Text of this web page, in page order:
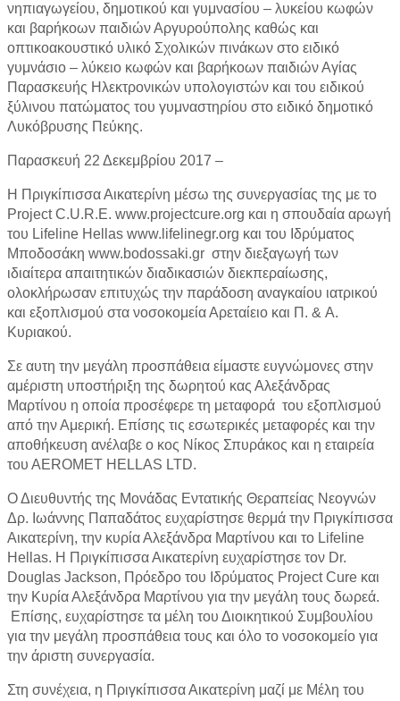
νηπιαγωγείου, δημοτικού και γυμνασίου – λυκείου κωφών
και βαρήκοων παιδιών Αργυρούπολης καθώς και
οπτικοακουστικό υλικό Σχολικών πινάκων στο ειδικό
γυμνάσιο – λύκειο κωφών και βαρήκοων παιδιών Αγίας
Παρασκευής Ηλεκτρονικών υπολογιστών και του ειδικού
ξύλινου πατώματος του γυμναστηρίου στο ειδικό δημοτικό
Λυκόβρυσης Πεύκης.
Παρασκευή 22 Δεκεμβρίου 2017 –
Η Πριγκίπισσα Αικατερίνη μέσω της συνεργασίας της με το
Project C.U.R.E. www.projectcure.org και η σπουδαία αρωγή
του Lifeline Hellas www.lifelinegr.org και του Ιδρύματος
Μποδοσάκη www.bodossaki.gr στην διεξαγωγή των
ιδιαίτερα απαιτητικών διαδικασιών διεκπεραίωσης,
ολοκλήρωσαν επιτυχώς την παράδοση αναγκαίου ιατρικού
και εξοπλισμού στα νοσοκομεία Αρεταίειο και Π. & A.
Κυριακού.
Σε αυτη την μεγάλη προσπάθεια είμαστε ευγνώμονες στην
αμέριστη υποστήριξη της δωρητού κας Αλεξάνδρας
Μαρτίνου η οποία προσέφερε τη μεταφορά του εξοπλισμού
από την Αμερική. Επίσης τις εσωτερικές μεταφορές και την
αποθήκευση ανέλαβε ο κος Νίκος Σπυράκος και η εταιρεία
του ΑΕRΟΜΕΤ HELLAS LTD.
Ο Διευθυντής της Μονάδας Εντατικής Θεραπείας Νεογνών
Δρ. Ιωάννης Παπαδάτος ευχαρίστησε θερμά την Πριγκίπισσα
Αικατερίνη, την κυρία Αλεξάνδρα Μαρτίνου και το Lifeline
Hellas. H Πριγκίπισσα Αικατερίνη ευχαρίστησε τον Dr.
Douglas Jackson, Πρόεδρο του Ιδρύματος Project Cure και
την Κυρία Αλεξάνδρα Μαρτίνου για την μεγάλη τους δωρεά.
Επίσης, ευχαρίστησε τα μέλη του Διοικητικού Συμβουλίου
για την μεγάλη προσπάθεια τους και όλο το νοσοκομείο για
την άριστη συνεργασία.
Στη συνέχεια, η Πριγκίπισσα Αικατερίνη μαζί με Μέλη του